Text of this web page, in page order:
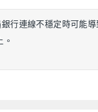
行連線不穩定時可能
。